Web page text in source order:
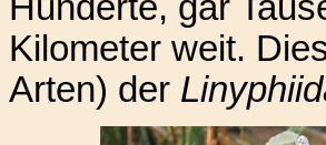
Kilometer weit.
Arten) der